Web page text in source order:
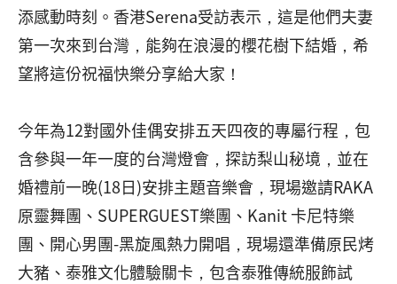
添感動時刻。香港Serena受訪表示，這是他們夫妻
第一次來到台灣，能夠在浪漫的櫻花樹下結婚，希
望將這份祝福快樂分享給大家！
今年為12對國外佳偶安排五天四夜的專屬行程，包
含參與一年一度的台灣燈會，探訪梨山秘境，並在
婚禮前一晚(18日)安排主題音樂會，現場邀請RAKA
原靈舞團、SUPERGUEST樂團、Kanit 卡尼特樂
團、開心男團-黑旋風熱力開唱，現場還準備原民烤
大豬、泰雅文化體驗關卡，包含泰雅傳統服飾試